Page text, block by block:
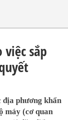
sắp
địa phương khẩn
máy (cơ quan